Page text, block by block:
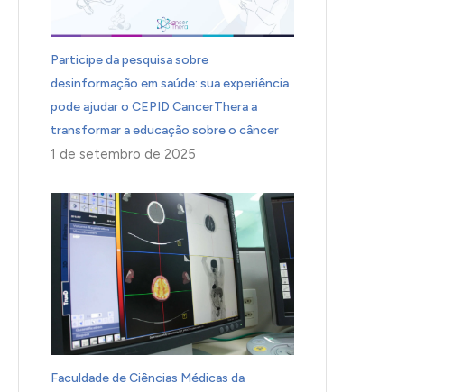
Participe da pesquisa sobre
desinformação em saúde: sua experiência
pode ajudar o CEPID CancerThera a
transformar a educação sobre o câncer
1 de setembro de 2025
Faculdade de Ciências Médicas da